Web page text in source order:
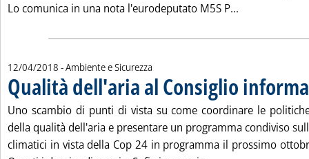
Lo comunica in una nota l'eurodeputato M5S P...
12/04/2018 - Ambiente e Sicurezza
Qualità dell'aria al Consiglio
Uno scambio di punti di vista su come coordinare le
della qualità dell'aria e presentare un programma condiviso
climatici in vista della Cop 24 in programma il prossimo